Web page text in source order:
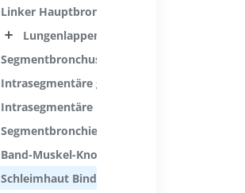
Linker Hauptbronchus
Lungenlappenbronchien und Segmente
Segmentbronchus
Intrasegmentäre große Bronchien
Intrasegmentäre kleine Bronchien
Segmentbronchienäste
Band-Muskel-Knorpel-Wand
Schleimhaut Bindegewebsschicht